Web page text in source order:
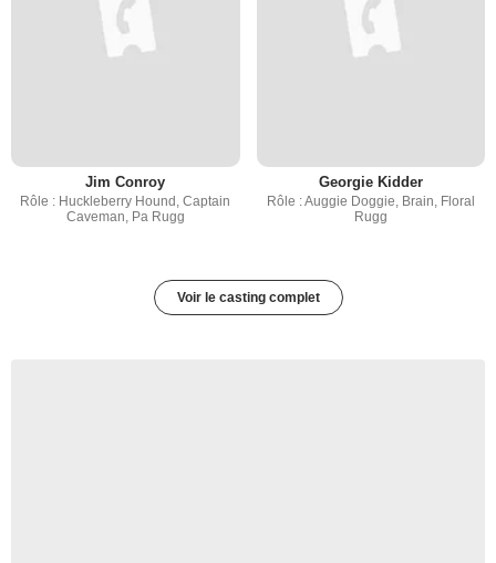
Jim Conroy
Rôle : Huckleberry Hound, Captain
Caveman, Pa Rugg
Georgie Kidder
Rôle : Auggie Doggie, Brain, Floral
Rugg
Voir le casting complet